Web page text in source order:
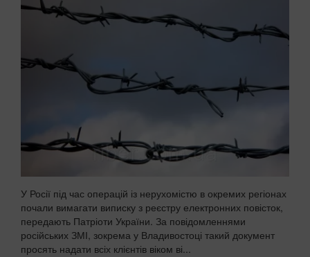
У Росії під час операцій із нерухомістю в окремих регіонах
почали вимагати виписку з реєстру електронних повісток,
передають Патріоти України. За повідомленнями
російських ЗМІ, зокрема у Владивостоці такий документ
просять надати всіх клієнтів віком ві...